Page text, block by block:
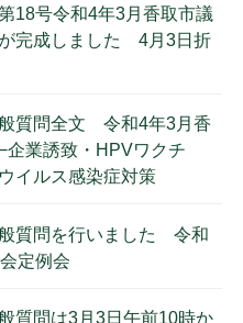
18号令和4年3月香取市議
完成しました 4月3日折
質問全文 令和4年3月香
企業誘致・HPVワクチ
イルス感染症対策
質問を行いました 令和
定例会
質問は3月3日午前10時か